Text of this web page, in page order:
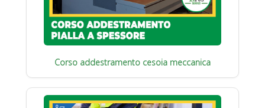
Corso addestramento cesoia meccanica